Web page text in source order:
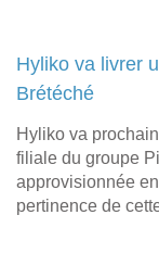
Hyliko va livrer
Brétéché
Hyliko va
filiale du groupe
approvisionnée
pertinence de